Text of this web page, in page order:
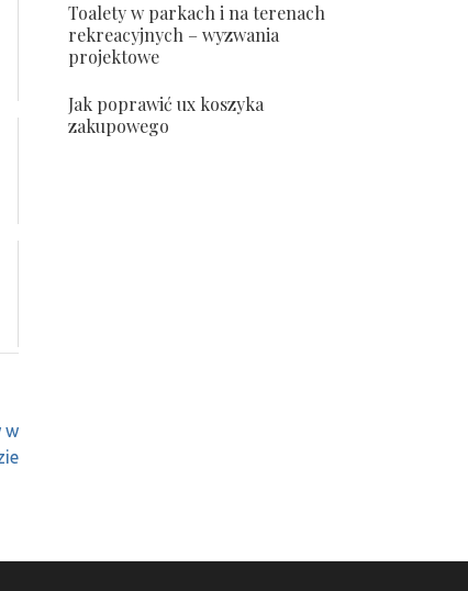
w
Toalety w parkach i na terenach
rekreacyjnych – wyzwania
projektowe
Jak poprawić ux koszyka
zakupowego